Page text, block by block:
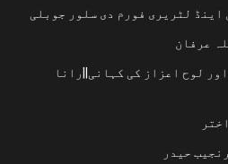
اینڈ لٹریری فورم دی سلور جوبلی
عرفان
لوح اعزاز کی کہانی||رانا
حیدر